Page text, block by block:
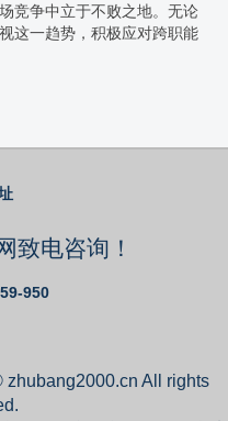
竞争中立于不败之地。无论
这一趋势，积极应对跨职能
致电咨询！
950
zhubang2000.cn All rights